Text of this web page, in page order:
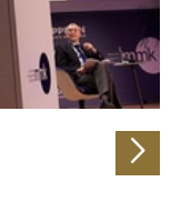
anbieten
zu
zu Ihrer
Partner für
mit
bereitgestellt